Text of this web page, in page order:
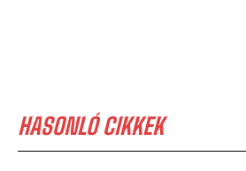
HASONLÓ CIKKEK